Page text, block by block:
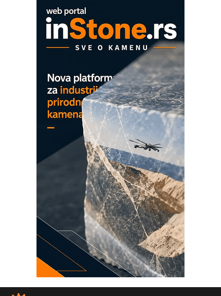
EVOKS Maintenance Management
ROSA i SCHUNK podižu proizvodnju
na viši nivo
Detekcija različitih oblika
MAREX - Lim i mašine za savremena